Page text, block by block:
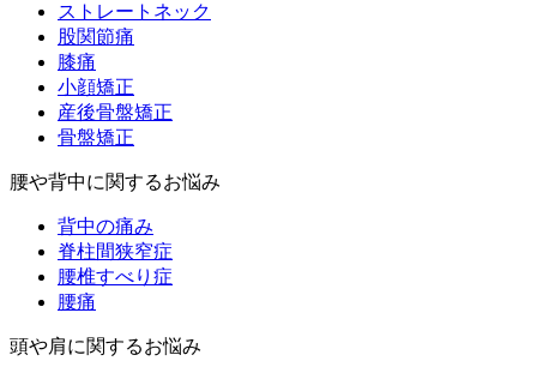
ストレートネック
股関節痛
膝痛
小顔矯正
産後骨盤矯正
骨盤矯正
腰や背中に関するお悩み
背中の痛み
脊柱間狭窄症
腰椎すべり症
腰痛
頭や肩に関するお悩み